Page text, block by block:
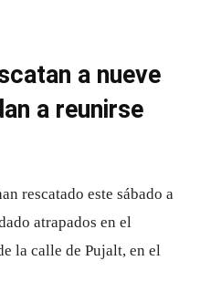
a nueve
a reunirse
rescatado este sábado a
atrapados en el
la calle de Pujalt, en el